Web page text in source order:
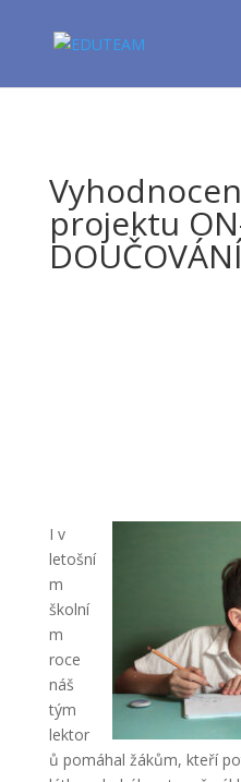
projektu
DOUČOVÁNÍ
I v
letošní
m
školní
m
roce
náš
tým
lektor
ů pomáhal žákům, kteří